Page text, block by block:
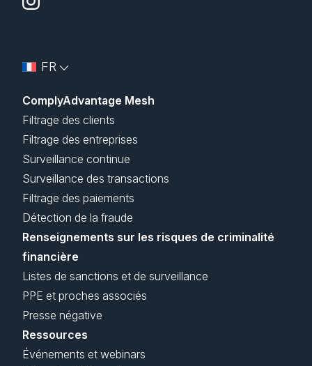
FR
ComplyAdvantage Mesh
Filtrage des clients
Filtrage des entreprises
Surveillance continue
Surveillance des transactions
Filtrage des paiements
Détection de la fraude
Renseignements sur les risques de criminalité
financière
Listes de sanctions et de surveillance
PPE et proches associés
Presse négative
Ressources
Événements et webinars